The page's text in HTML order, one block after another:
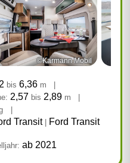
©Karmann Mobil
bis 6,36 m
|
2,57 bis 2,89 m
|
Transit
Ford Transit
ab 2021